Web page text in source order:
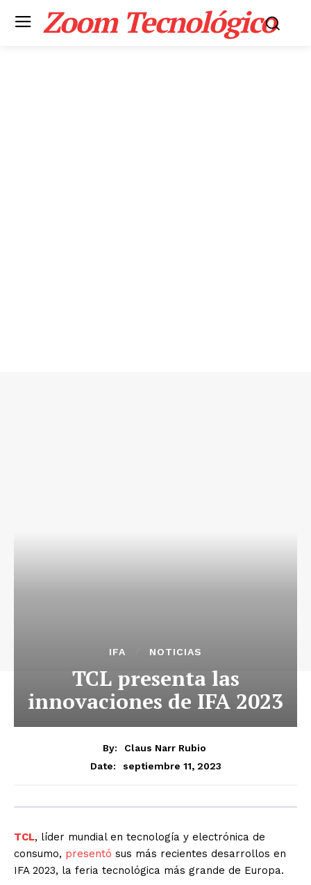
Zoom Tecnológico
IFA NOTICIAS
TCL presenta las
innovaciones de IFA 2023
By:
Claus Narr Rubio
Date:
septiembre 11, 2023
TCL, líder mundial en tecnología y electrónica de
consumo, presentó sus más recientes desarrollos en
IFA 2023, la feria tecnológica más grande de Europa.